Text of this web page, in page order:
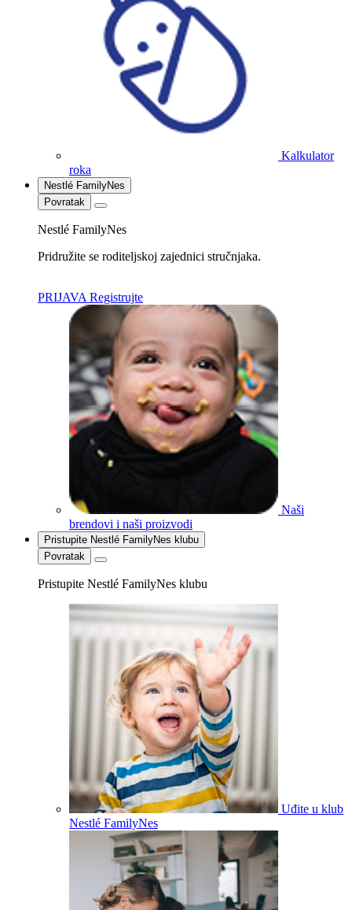
Kalkulator
roka
Nestlé FamilyNes
Povratak
Nestlé FamilyNes
Pridružite se roditeljskoj zajednici stručnjaka.
PRIJAVA Registrujte
Naši
brendovi i naši proizvodi
Pristupite Nestlé FamilyNes klubu
Povratak
Pristupite Nestlé FamilyNes klubu
Uđite u klub
Nestlé FamilyNes